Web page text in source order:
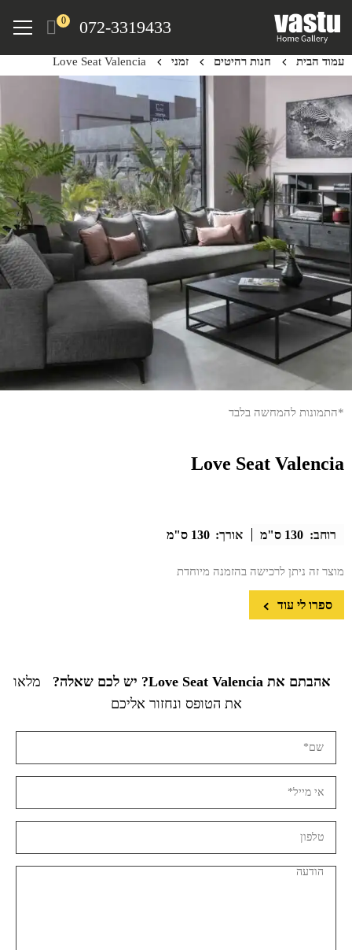
content
072-3319433
0
Menu
עמוד הבית חנות רהיטים זמני Love Seat Valencia
*התמונות להמחשה בלבד
Love Seat Valencia
רוחב: 130 ס"מ אורך: 130 ס"מ
מוצר זה ניתן לרכישה בהזמנה מיוחדת
ספרו לי עוד
אהבתם את Love Seat Valencia? יש לכם שאלה?
מלאו
את הטופס ונחזור אליכם